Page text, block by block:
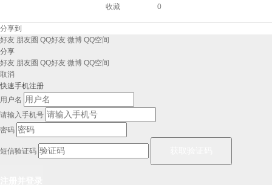
收藏 0
分享到
好友 朋友圈 QQ好友 微博 QQ空间
分享
好友 朋友圈 QQ好友 微博 QQ空间
取消
快速手机注册
用户名
请输入手机号
密码
短信验证码